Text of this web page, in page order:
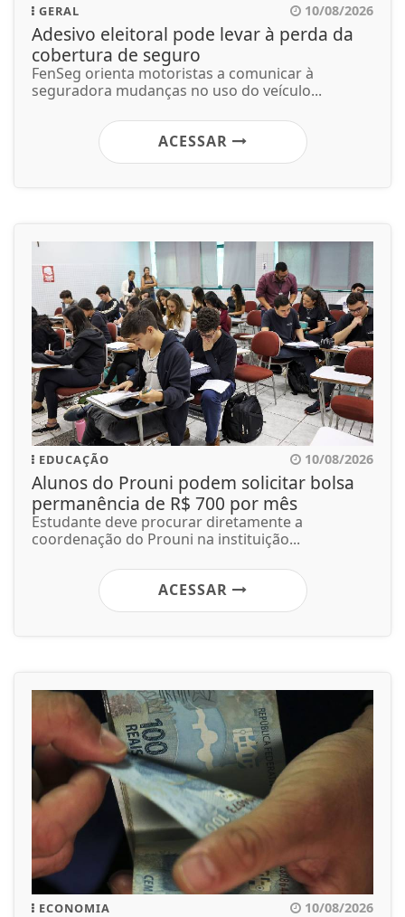
GERAL 10/08/2026
Adesivo eleitoral pode levar à perda da
cobertura de seguro
FenSeg orienta motoristas a comunicar à
seguradora mudanças no uso do veículo...
ACESSAR
EDUCAÇÃO 10/08/2026
Alunos do Prouni podem solicitar bolsa
permanência de R$ 700 por mês
Estudante deve procurar diretamente a
coordenação do Prouni na instituição...
ACESSAR
ECONOMIA 10/08/2026